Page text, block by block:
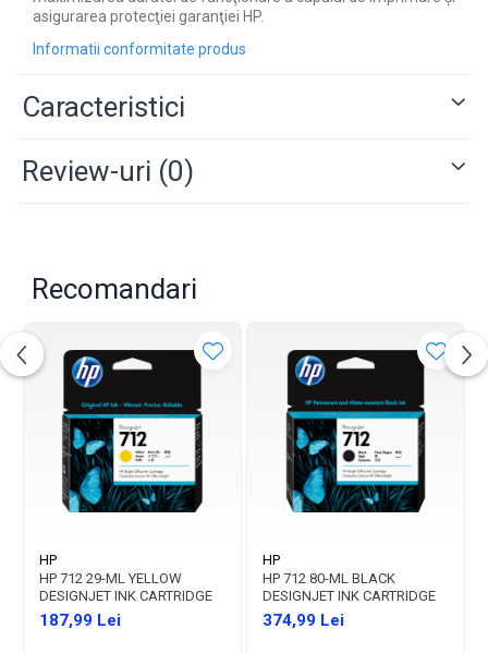
asigurarea protecţiei garanţiei HP.
Informatii conformitate produs
Caracteristici
Review-uri (0)
Recomandari
HP
HP 712 29-ML YELLOW
DESIGNJET INK CARTRIDGE
187,99 Lei
HP
HP 712 80-ML BLACK
DESIGNJET INK CARTRIDGE
374,99 Lei